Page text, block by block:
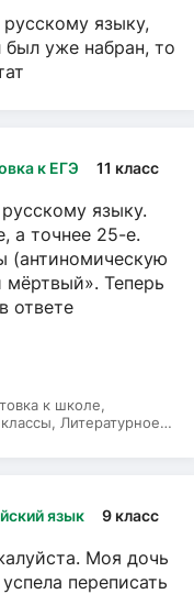
языку,
был уже набран, то
к ЕГЭ 11 класс
языку.
а точнее 25-е.
(антиномическую
Теперь
ответе
к школе,
Литературное
язык 9 класс
Моя дочь
переписать